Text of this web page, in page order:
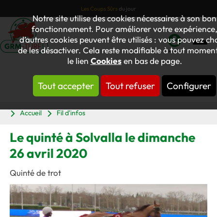
Notre site utilise des cookies nécessaires à son bon
fonctionnement. Pour améliorer votre expérience,
d’autres cookies peuvent être utilisés : vous pouvez
de les désactiver. Cela reste modifiable à tout
le lien Cookiesen bas de page.
Tout accepter Tout refuser Configurer
Les Coups Sûrs du jour
Mon
compte
Accueil
Fil d'infos
Le quinté à Solvalla le dimanche
26 avril 2020
Quinté de trot